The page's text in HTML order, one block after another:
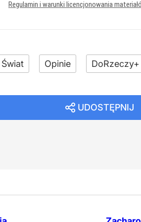
Regulamin i warunki licencjonowania
Świat Opinie DoRzeczy+
UDOSTĘPNIJ